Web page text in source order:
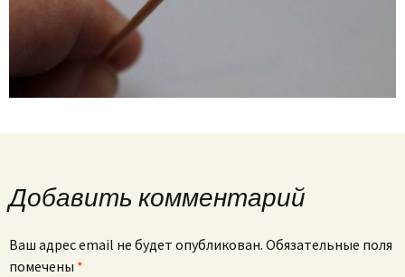
Добавить комментарий
Ваш адрес email не будет опубликован. Обязательные поля
помечены *